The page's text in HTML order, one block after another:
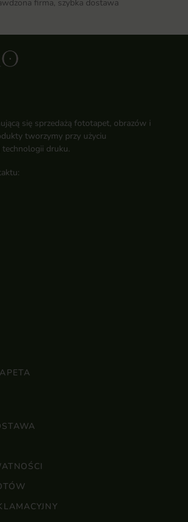
firma, szybka dostawa
się sprzedażą fototapet, obrazów i
tworzymy przy użyciu
technologii druku.